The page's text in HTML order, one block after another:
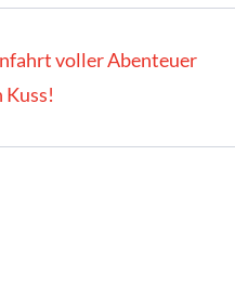
voller Abenteuer
Kuss!